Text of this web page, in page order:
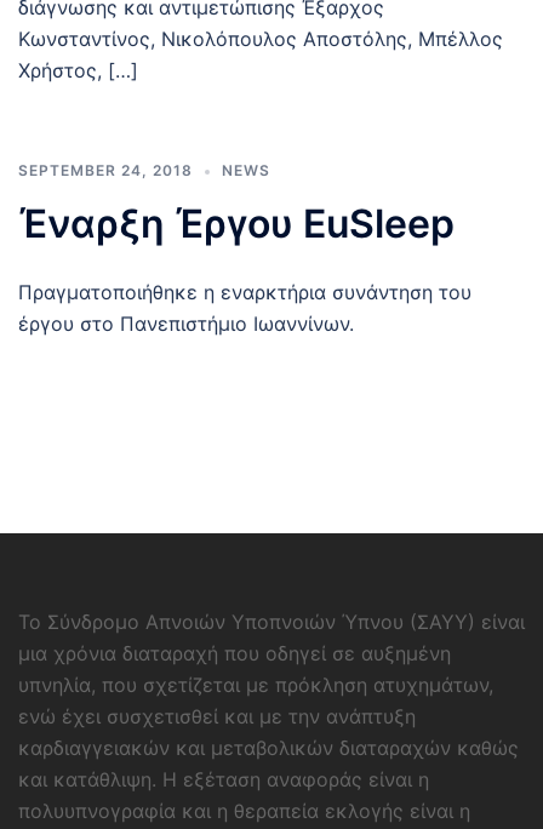
διάγνωσης και αντιμετώπισης Έξαρχος
Κωνσταντίνος, Νικολόπουλος Αποστόλης, Μπέλλος
Χρήστος, […]
SEPTEMBER 24, 2018 NEWS
Έναρξη Έργου EuSleep
Πραγματοποιήθηκε η εναρκτήρια συνάντηση του
έργου στο Πανεπιστήμιο Ιωαννίνων.
Το Σύνδρομο Απνοιών Υποπνοιών Ύπνου (ΣΑΥΥ) είναι
μια χρόνια διαταραχή που οδηγεί σε αυξημένη
υπνηλία, που σχετίζεται με πρόκληση ατυχημάτων,
ενώ έχει συσχετισθεί και με την ανάπτυξη
καρδιαγγειακών και μεταβολικών διαταραχών καθώς
και κατάθλιψη. Η εξέταση αναφοράς είναι η
πολυυπνογραφία και η θεραπεία εκλογής είναι η